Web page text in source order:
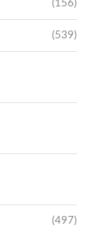
(156)
(539)
(497)